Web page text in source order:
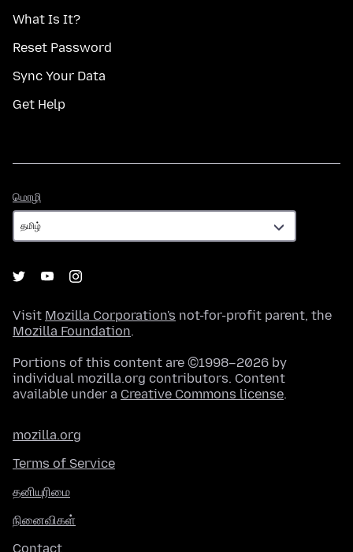
What Is It?
Reset Password
Sync Your Data
Get Help
மொழி
Visit Mozilla Corporation's not-for-profit parent, the
Mozilla Foundation.
Portions of this content are ©1998–2026 by
individual mozilla.org contributors. Content
available under a Creative Commons license.
mozilla.org
Terms of Service
தனியுரிமை
நினைவிகள்
Contact